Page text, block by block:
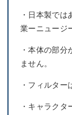
・日本製で
業ーニュージ
・本体の部分
ません。
・フィルター
・キャラクタ